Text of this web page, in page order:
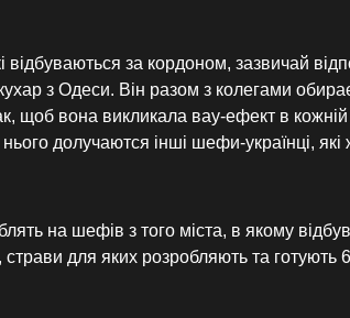
за кордоном, зазвичай
з Одеси. Він разом з колегами
щоб вона викликала вау-ефект в кожній
нього долучаются інші шефи-українці,
на шефів з того міста, в якому
страви для яких розробляють та готують